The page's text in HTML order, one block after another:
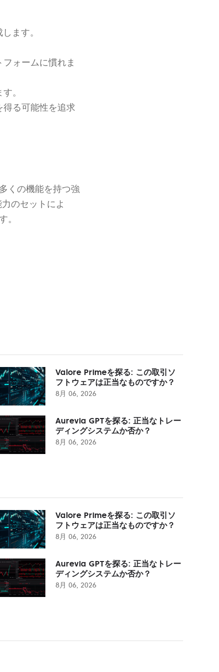
ます。
ォームに慣れま
。
る可能性を追求
くの機能を持つ強
のセットによ
。
Valore Primeを探る: この取引ソ
フトウェアは正当なものですか？
8月 06, 2026
Aurevia GPTを探る: 正当なトレー
ディングシステムか否か？
8月 06, 2026
Valore Primeを探る: この取引ソ
フトウェアは正当なものですか？
8月 06, 2026
Aurevia GPTを探る: 正当なトレー
ディングシステムか否か？
8月 06, 2026